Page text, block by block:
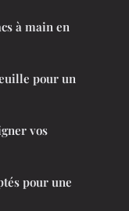
à main en
pour un
vos
pour une